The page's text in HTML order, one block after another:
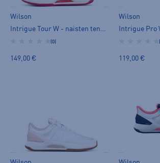
Wilson
Intrigue Tour W - naisten tenniskengät
(0)
149,00 €
Wilson
119,00 €